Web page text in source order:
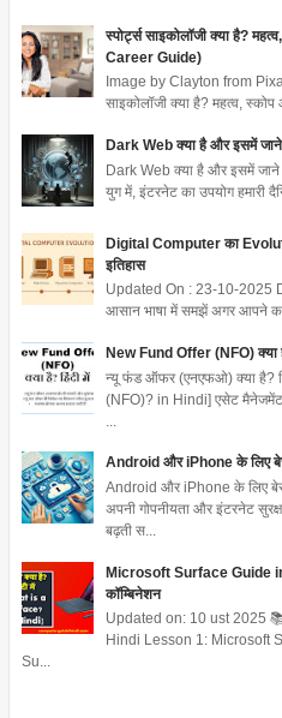
स्पोर्ट्स साइकोलॉजी क्या है?
Career Guide)
Image by Clayton from
साइकोलॉजी क्या है? महत्व,
Dark Web क्या है और इसमें
Dark Web क्या है और इसमें
युग में, इंटरनेट का उपयोग हमारी
Digital Computer का
इतिहास
Updated On : 23-10-2025
आसान भाषा में समझें अगर आपने
New Fund Offer (NFO) क्या
न्यू फंड ऑफर (एनएफओ) क्या है?
(NFO)? in Hindi] एसेट मैनेजमेंट
Android और iPhone के लिए
Android और iPhone के लिए
अपनी गोपनीयता और इंटरनेट
बढ़ती स...
Microsoft Surface Guide
कॉम्बिनेशन
Updated on: 10 ust 2025
Hindi Lesson 1: Microsoft
Su...